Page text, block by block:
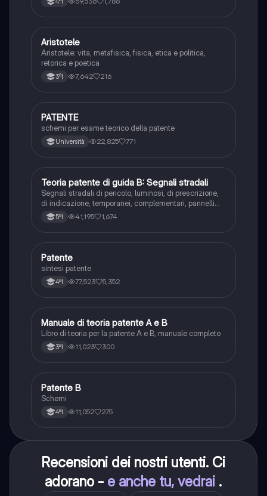
Filosofia
Aristotele
Aristotele: vita, metafisica, fisica, etica e politica,
retorica e poetica
3ªl 7,642 216
Altro
PATENTE
schemi per esame teorico della patente
Università 22,825 771
Ed. civ.
Teoria patente di guida B: Segnali stradali
Segnali stradali di pericolo, luminosi, di prescrizione,
di indicazione, temporanei, complementari, pannelli
integrativi, segnaletica orizzontale, segnalazioni
agenti del traffico, distanza di visibilità per l‘arresto,
5ªl 41,195 1,674
Altro
Patente
sintesi patente
4ªl 77,523 5,352
Italiano
Manuale di teoria patente A e B
Libro di teoria per la patente A e B, manuale completo
3ªl 11,023 300
Altro
Patente B
Schemi
4ªl 11,052 275
Recensioni dei nostri utenti. Ci
adorano - e anche tu, vedrai .